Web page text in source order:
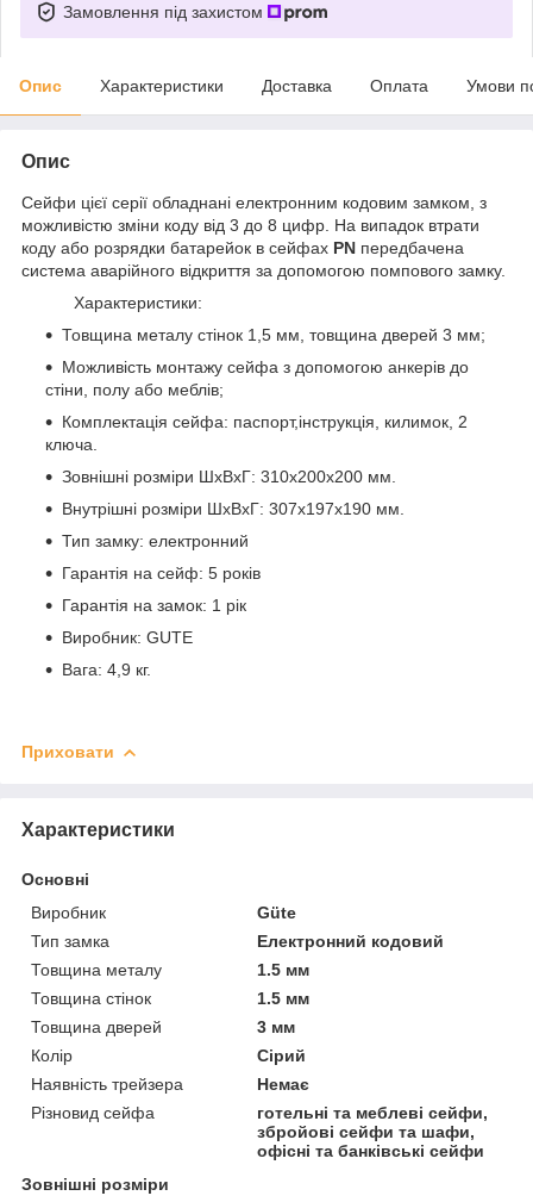
Замовлення під захистом
Опис Характеристики Доставка Оплата Умови
Опис
Сейфи цієї серії обладнані електронним кодовим замком, з
можливістю зміни коду від 3 до 8 цифр. На випадок втрати
коду або розрядки батарейок в сейфах PN передбачена
система аварійного відкриття за допомогою помпового замку.
Характеристики:
Товщина металу стінок 1,5 мм, товщина дверей 3 мм;
Можливість монтажу сейфа з допомогою анкерів до
стіни, полу або меблів;
Комплектація сейфа: паспорт,інструкція, килимок, 2
ключа.
Зовнішні розміри ШхВхГ: 310х200х200 мм.
Внутрішні розміри ШхВхГ: 307х197х190 мм.
Тип замку: електронний
Гарантія на сейф: 5 років
Гарантія на замок: 1 рік
Виробник: GUTE
Вага: 4,9 кг.
Приховати
Характеристики
Основні
Виробник
Güte
Тип замка
Електронний кодовий
Товщина металу
1.5 мм
Товщина стінок
1.5 мм
Товщина дверей
3 мм
Колір
Сірий
Наявність трейзера
Немає
Різновид сейфа
готельні та меблеві сейфи,
збройові сейфи та шафи,
офісні та банківські сейфи
Зовнішні розміри